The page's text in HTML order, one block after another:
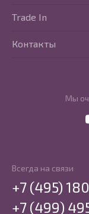
Мы
Trade In
Контакты
Всегда на связи
+7 (495) 180
+7 (499)